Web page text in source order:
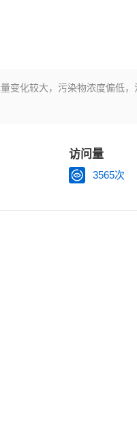
化较大，污染物浓度偏低，
访问量
3565次